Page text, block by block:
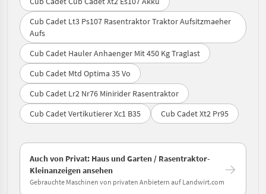
Cub Cadet Lt3 Ps107 Rasentraktor Traktor Aufsitzmaeher
Aufs
Cub Cadet Hauler Anhaenger Mit 450 Kg Traglast
Cub Cadet Mtd Optima 35 Vo
Cub Cadet Lr2 Nr76 Minirider Rasentraktor
Cub Cadet Vertikutierer Xc1 B35
Cub Cadet Xt2 Pr95
Auch von Privat: Haus und Garten / Rasentraktor-
Kleinanzeigen ansehen
Gebrauchte Maschinen von privaten Anbietern auf Landwirt.com